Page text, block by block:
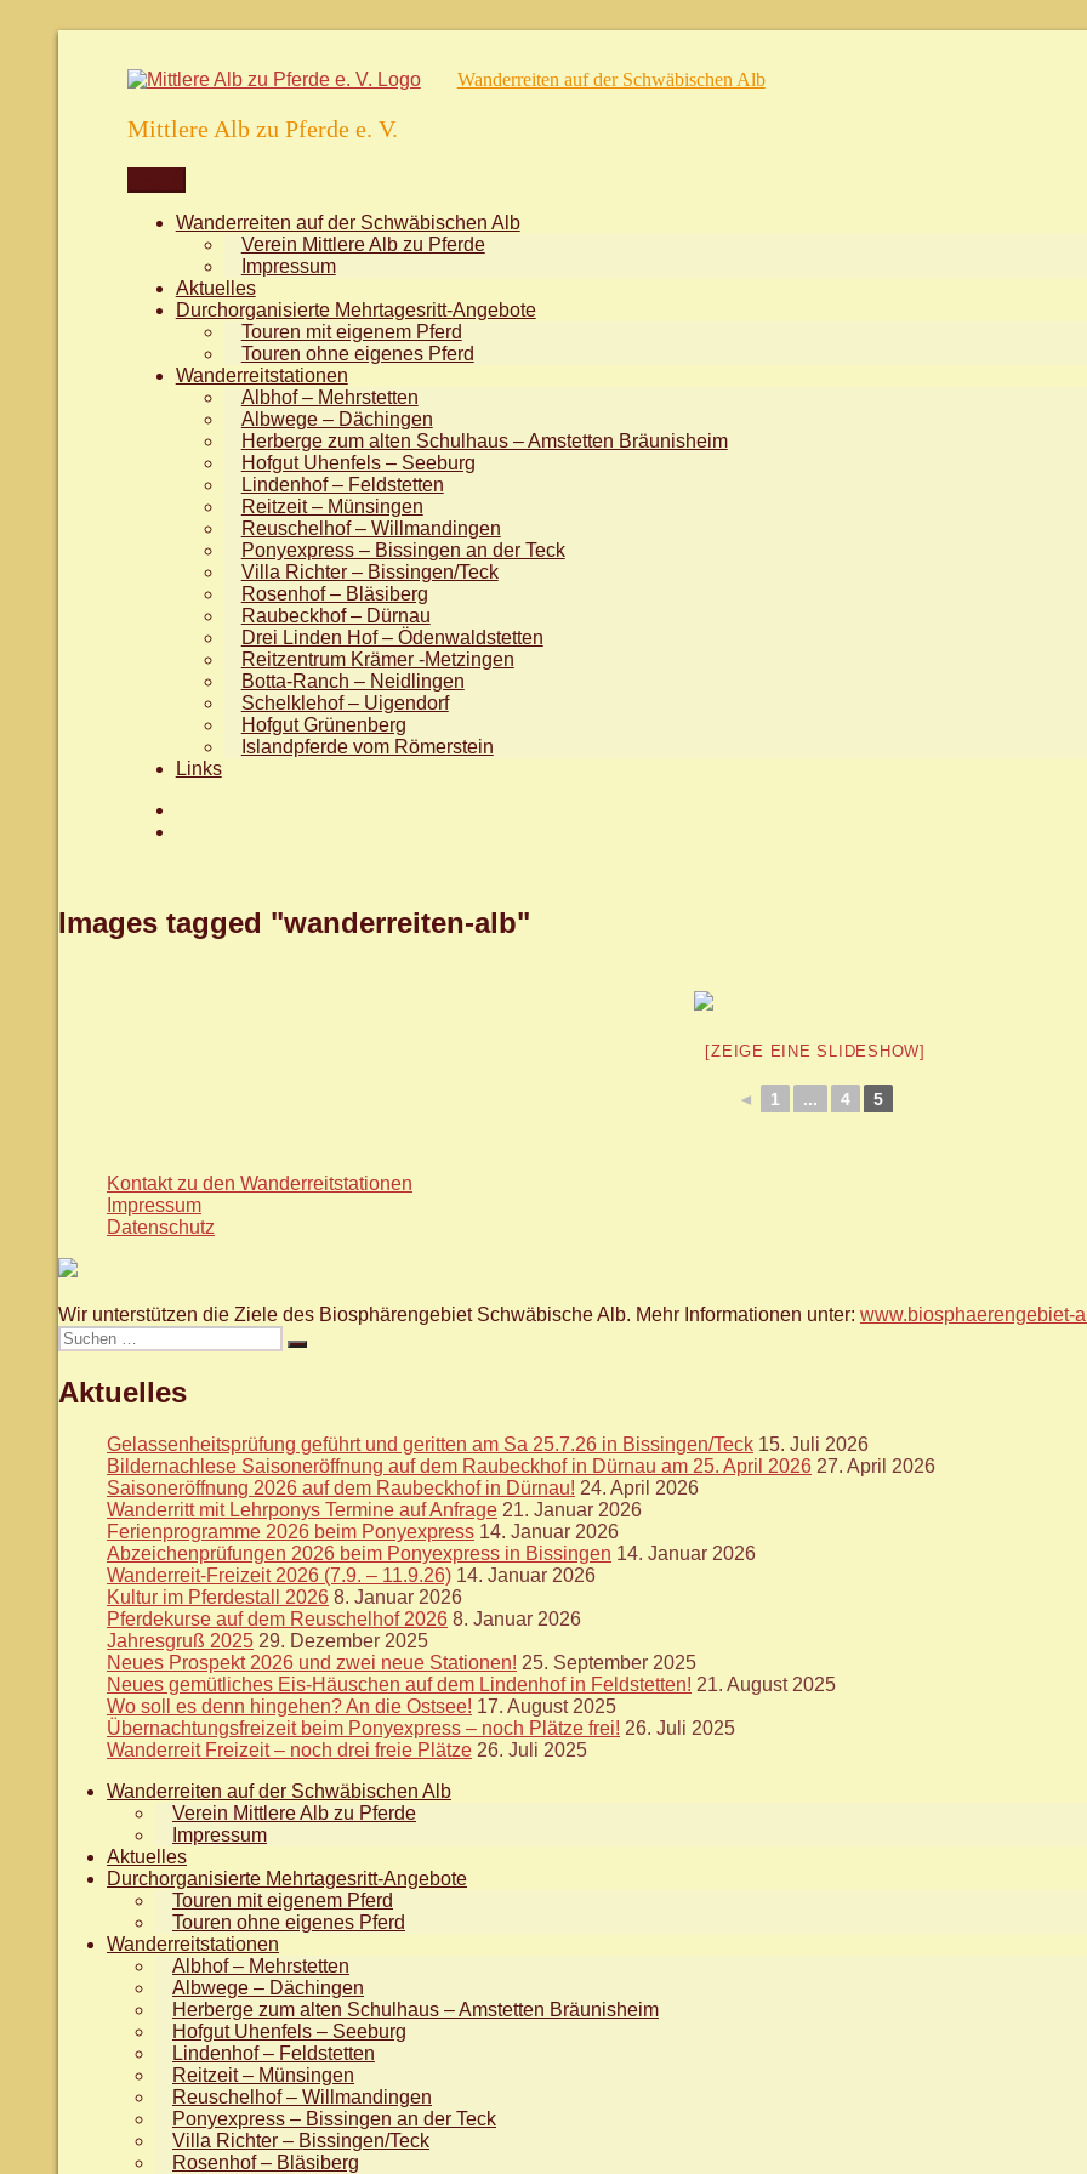
Zum
springen
Wanderreiten auf der Schwäbischen Alb
Mittlere Alb zu Pferde e. V.
Wanderreiten auf der Schwäbischen Alb
Verein Mittlere Alb zu Pferde
Impressum
Aktuelles
Durchorganisierte Mehrtagesritt-Angebote
Touren mit eigenem Pferd
Touren ohne eigenes Pferd
Wanderreitstationen
Albhof – Mehrstetten
Albwege – Dächingen
Herberge zum alten Schulhaus – Amstetten Bräunisheim
Hofgut Uhenfels – Seeburg
Lindenhof – Feldstetten
Reitzeit – Münsingen
Reuschelhof – Willmandingen
Ponyexpress – Bissingen an der Teck
Villa Richter – Bissingen/Teck
Rosenhof – Bläsiberg
Raubeckhof – Dürnau
Drei Linden Hof – Ödenwaldstetten
Reitzentrum Krämer -Metzingen
Botta-Ranch – Neidlingen
Schelklehof – Uigendorf
Hofgut Grünenberg
Islandpferde vom Römerstein
Links
Images tagged "wanderreiten-alb"
[ZEIGE EINE SLIDESHOW]
◄ 1 ... 4 5
Kontakt zu den Wanderreitstationen
Impressum
Datenschutz
Wir unterstützen die Ziele des Biosphärengebiet Schwäbische Alb. Mehr Informationen unter: www.biosphaerengebiet-
Suche
nach:
Suchen
Aktuelles
Gelassenheitsprüfung geführt und geritten am Sa 25.7.26 in Bissingen/Teck 15. Juli 2026
Bildernachlese Saisoneröffnung auf dem Raubeckhof in Dürnau am 25. April 2026 27. April 2026
Saisoneröffnung 2026 auf dem Raubeckhof in Dürnau! 24. April 2026
Wanderritt mit Lehrponys Termine auf Anfrage 21. Januar 2026
Ferienprogramme 2026 beim Ponyexpress 14. Januar 2026
Abzeichenprüfungen 2026 beim Ponyexpress in Bissingen 14. Januar 2026
Wanderreit-Freizeit 2026 (7.9. – 11.9.26) 14. Januar 2026
Kultur im Pferdestall 2026 8. Januar 2026
Pferdekurse auf dem Reuschelhof 2026 8. Januar 2026
Jahresgruß 2025 29. Dezember 2025
Neues Prospekt 2026 und zwei neue Stationen! 25. September 2025
Neues gemütliches Eis-Häuschen auf dem Lindenhof in Feldstetten! 21. August 2025
Wo soll es denn hingehen? An die Ostsee! 17. August 2025
Übernachtungsfreizeit beim Ponyexpress – noch Plätze frei! 26. Juli 2025
Wanderreit Freizeit – noch drei freie Plätze 26. Juli 2025
Wanderreiten auf der Schwäbischen Alb
Verein Mittlere Alb zu Pferde
Impressum
Aktuelles
Durchorganisierte Mehrtagesritt-Angebote
Touren mit eigenem Pferd
Touren ohne eigenes Pferd
Wanderreitstationen
Albhof – Mehrstetten
Albwege – Dächingen
Herberge zum alten Schulhaus – Amstetten Bräunisheim
Hofgut Uhenfels – Seeburg
Lindenhof – Feldstetten
Reitzeit – Münsingen
Reuschelhof – Willmandingen
Ponyexpress – Bissingen an der Teck
Villa Richter – Bissingen/Teck
Rosenhof – Bläsiberg